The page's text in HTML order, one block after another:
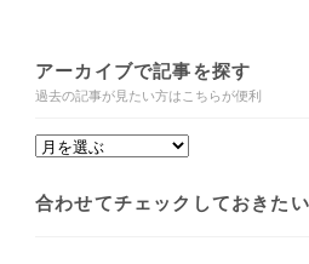
アーカイブで記事を探す
過去の記事が見たい方はこちらが便利
合わせてチェックしておきた